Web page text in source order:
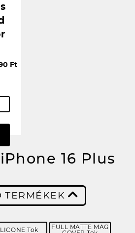
Ft
16 Plus
TERMÉKEK
Tok
FULL MATTE MAG